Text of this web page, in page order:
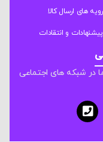
رویه های ارسال کالا
پیشنهادات و انتقادات
در شبکه های اجتماعی